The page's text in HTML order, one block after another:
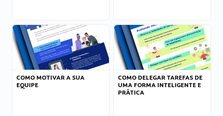
COMO MOTIVAR A SUA
EQUIPE
COMO DELEGAR TAREFAS DE
UMA FORMA INTELIGENTE E
PRÁTICA